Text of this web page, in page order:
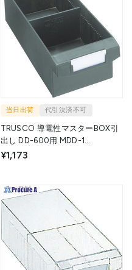
当日出荷 代引決済不可
TRUSCO 導電性マスターBOX引
出し DD-600用 MDD-1
¥1,173